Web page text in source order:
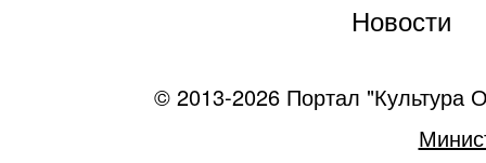
Новости
© 2013-2026 Портал "Культура